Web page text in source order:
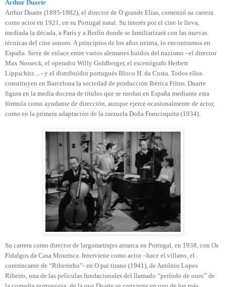
Arthur Duarte
Arthur Duarte (1895-1982), el director de O grande Elias, comenzó su carrera
como actor en 1921, en su Portugal natal. Su interés por el cine le lleva,
mediada la década, a París y a Berlín donde se familiarizará con las nuevas
técnicas del cine sonoro. A principios de los años treinta, lo encontramos en
España. Sirve de enlace entre varios alemanes huidos del nazismo –el director
Max Nosseck, el operador Willy Goldberger, el escenógrafo Herbert
Lippschitz…- y el distribuidor portugués Bloco H. da Costa. Todos ellos
constituyen en Barcelona la sociedad de producción Ibérica Films. Duarte
figura en la media docena de títulos que se ruedan en España mediante esta
fórmula como ayudante de dirección, aunque ejerce ocasionalmente de actor,
como en la primera adaptación de la zarzuela Doña Francisquita (1934).
Su carrera como director de largometrajes arranca en Portugal, en 1938, con Os
Fidalgos da Casa Mourisca. Interviene como actor –hace el villano, el
contrincante de “Riberinho”- en O pai tirano (1941), de António Lopes
Ribeiro, una de las películas fundacionales del llamado “período de ouro” de